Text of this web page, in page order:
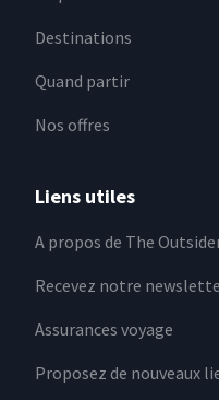
Destinations
Quand partir
Nos offres
Liens utiles
A propos de The
Recevez notre
Assurances voyage
Proposez de nouveaux